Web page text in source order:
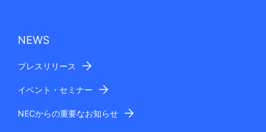
NEWS
プレスリリース
イベント・セミナー
NECからの重要なお知らせ